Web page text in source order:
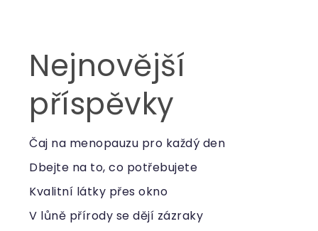
Nejnovější
příspěvky
Čaj na menopauzu pro každý den
Dbejte na to, co potřebujete
Kvalitní látky přes okno
V lůně přírody se dějí zázraky